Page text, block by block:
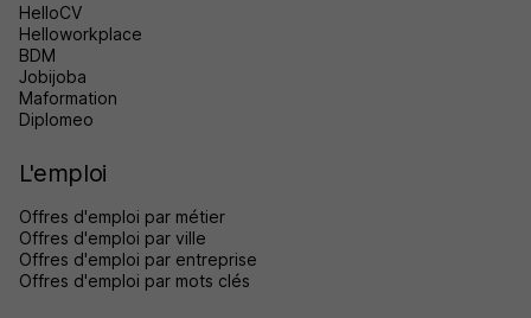
HelloCV
Helloworkplace
BDM
Jobijoba
Maformation
Diplomeo
L'emploi
Offres d'emploi par métier
Offres d'emploi par ville
Offres d'emploi par entreprise
Offres d'emploi par mots clés